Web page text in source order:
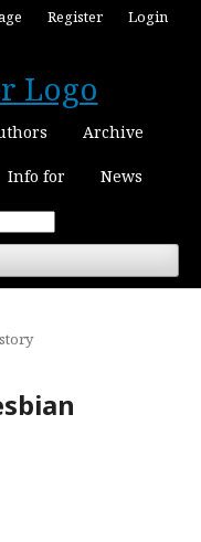
Archive
Info for News
Register Login